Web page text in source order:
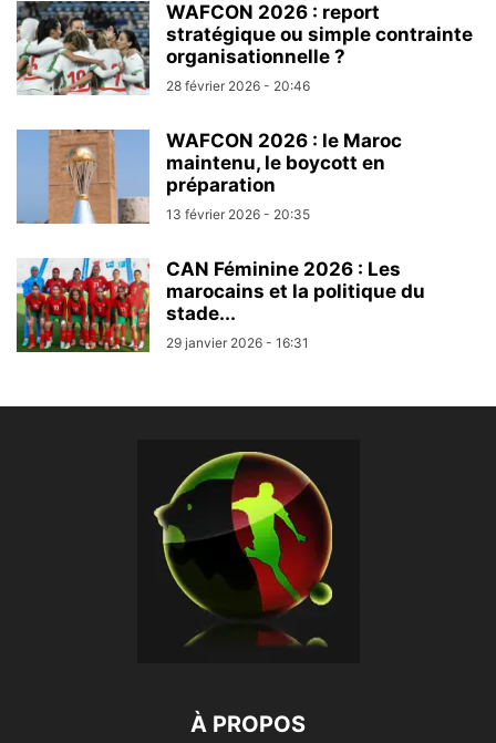
WAFCON 2026 : report
stratégique ou simple contrainte
organisationnelle ?
28 février 2026 - 20:46
WAFCON 2026 : le Maroc
maintenu, le boycott en
préparation
13 février 2026 - 20:35
CAN Féminine 2026 : Les
marocains et la politique du
stade...
29 janvier 2026 - 16:31
À PROPOS